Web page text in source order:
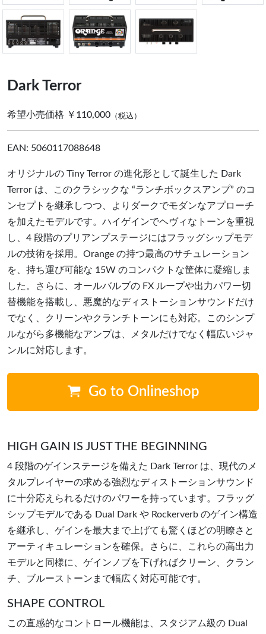
Dark Terror
希望小売価格 ￥110,000 （税込）
EAN: 5060117088648
オリジナルの Tiny Terror の進化形として誕生した Dark
Terror は、このクラシックな “ランチボックスアンプ” のコ
ンセプトを継承しつつ、よりダークでモダンなアプローチ
を加えたモデルです。ハイゲインでヘヴィなトーンを重視
し、4 段階のプリアンプステージにはフラッグシップモデ
ルの技術を採用。Orange の持つ最高のサチュレーション
を、持ち運び可能な 15W のコンパクトな筐体に凝縮しま
した。さらに、オールバルブの FX ループや出力パワー切
替機能を搭載し、悪魔的なディストーションサウンドだけ
でなく、クリーンやクランチトーンにも対応。このシンプ
ルながら多機能なアンプは、メタルだけでなく幅広いジャ
ンルに対応します。
Go to Onlineshop
HIGH GAIN IS JUST THE BEGINNING
4 段階のゲインステージを備えた Dark Terror は、現代のメ
タルプレイヤーの求める強烈なディストーションサウンド
に十分応えられるだけのパワーを持っています。フラッグ
シップモデルである Dual Dark や Rockerverb のゲイン構造
を継承し、ゲインを最大まで上げても驚くほどの明瞭さと
アーティキュレーションを確保。さらに、これらの高出力
モデルと同様に、ゲインノブを下げればクリーン、クラン
チ、ブルーストーンまで幅広く対応可能です。
SHAPE CONTROL
この直感的なコントロール機能は、スタジアム級の Dual